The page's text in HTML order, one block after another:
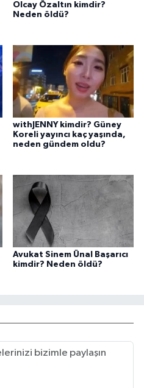
Olcay Özaltın kimdir?
Neden öldü?
withJENNY kimdir? Güney
Koreli yayıncı kaç yaşında,
neden gündem oldu?
Avukat Sinem Ünal Başarıcı
kimdir? Neden öldü?